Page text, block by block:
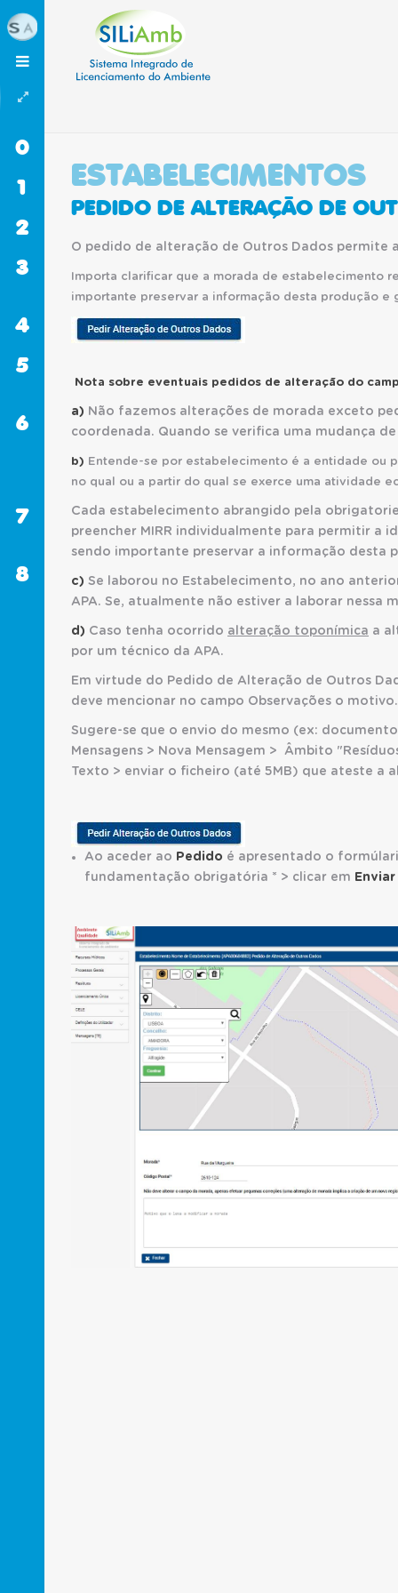
0
1 SILIAMB
2
3
FLUORADOS
4
5
HÍDRICOS
6
AMBIENTAL
7
REPORTES
AMBIENTAIS
8
ESTABELECIMENTOS
PEDIDO DE ALTERAÇÃO DE
O pedido de alteração de Outros Dados permite
Importa clarificar que a morada de estabelecimento
importante preservar a informação desta produção e
botao_outros_dados.JPG
Nota sobre eventuais pedidos de alteração do
a) Não fazemos alterações de morada exceto
coordenada. Quando se verifica uma mudança
b) Entende-se por estabelecimento é a entidade ou
no qual ou a partir do qual se exerce uma atividade
Cada estabelecimento abrangido pela
preencher MIRR individualmente para permitir a
sendo importante preservar a informação desta
c) Se laborou no Estabelecimento, no ano
APA. Se, atualmente não estiver a laborar
d) Caso tenha ocorrido alteração toponímica a
por um técnico da APA.
Em virtude do Pedido de Alteração de Outros
deve mencionar no campo Observações o motivo.
Sugere-se que o envio do mesmo (ex:
Mensagens > Nova Mensagem > Âmbito
Texto > enviar o ficheiro (até 5MB) que ateste a
botao_outros_dados.JPG
Ao aceder ao Pedido é apresentado o
fundamentação obrigatória * > clicar em
P.outros_dados.JPG